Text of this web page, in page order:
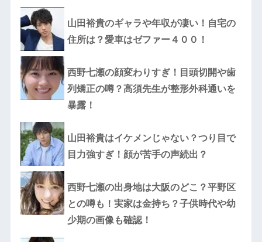
山田裕貴のギャラや年収が凄い！自宅の
住所は？愛車はゼファー４００！
西野七瀬の顔変わりすぎ！目頭切開や歯
列矯正の噂？高須先生が整形外科通いを
暴露！
山田裕貴はイケメンじゃない？つり目で
目力強すぎ！顔が苦手の声続出？
西野七瀬の出身地は大阪のどこ？平野区
との噂も！実家は金持ち？子供時代や幼
少期の画像も確認！